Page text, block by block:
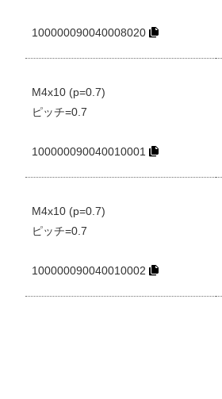
100000090040008020
M4x10 (p=0.7)
ピッチ=0.7
100000090040010001
M4x10 (p=0.7)
ピッチ=0.7
100000090040010002